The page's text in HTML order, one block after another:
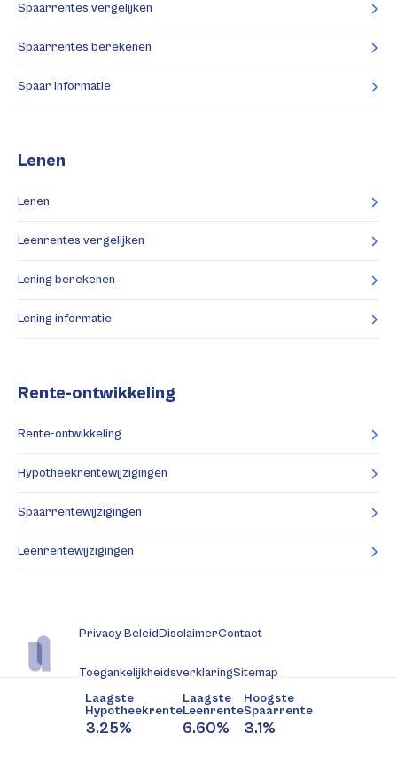
Spaarrentes vergelijken
Spaarrentes berekenen
Spaar informatie
Lenen
Lenen
Leenrentes vergelijken
Lening berekenen
Lening informatie
Rente-ontwikkeling
Rente-ontwikkeling
Hypotheekrentewijzigingen
Spaarrentewijzigingen
Leenrentewijzigingen
Privacy BeleidDisclaimerContact
ToegankelijkheidsverklaringSitemap
Laagste
Hypotheekrente
3.25%
Laagste
Leenrente
6.60%
Hoogste
Spaarrente
3.1%